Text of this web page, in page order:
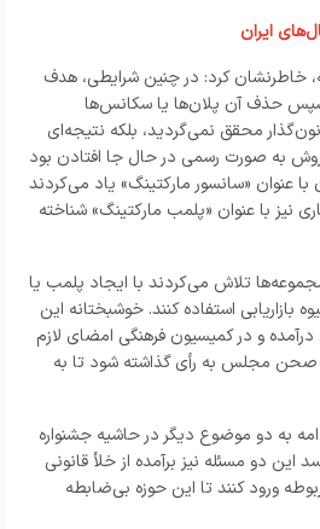
ایران
خاطرنشان کرد: در چنین شرایطی، هدف
سپس حذف آن پلان‌ها یا سکانس‌ها
محقق نمی‌گردید، بلکه نتیجه‌ای
به صورت رسمی در حال جا افتادن بود
عنوان «سانسور مارکتینگ» یاد می‌کردند
نیز با عنوان «پلمب مارکتینگ» شناخته
تلاش می‌کردند با ایجاد پلمب یا
بازاریابی استفاده کنند. خوشبختانه این
و در کمیسیون فرهنگی امضای لازم
صحن مجلس به رأی گذاشته شود تا به
به دو موضوع دیگر در حاشیه جشنواره
این دو مسئله نیز برآمده از خلأ قانونی
ورود کنند تا این حوزه بی‌ضابطه